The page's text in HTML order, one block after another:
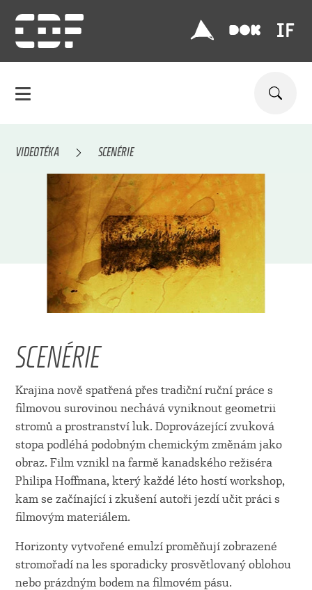
VIDEOTÉKA SCENÉRIE
SCENÉRIE
Krajina nově spatřená přes tradiční ruční práce s
filmovou surovinou nechává vyniknout geometrii
stromů a prostranství luk. Doprovázející zvuková
stopa podléhá podobným chemickým změnám jako
obraz. Film vznikl na farmě kanadského režiséra
Philipa Hoffmana, který každé léto hostí workshop,
kam se začínající i zkušení autoři jezdí učit práci s
filmovým materiálem.
Horizonty vytvořené emulzí proměňují zobrazené
stromořadí na les sporadicky prosvětlovaný oblohou
nebo prázdným bodem na filmovém pásu.